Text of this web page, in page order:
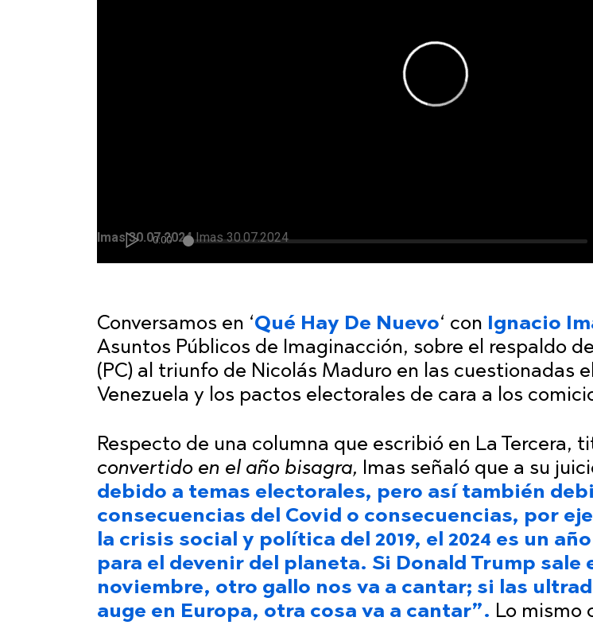
Conversamos en ‘Qué Hay De Nuevo‘ con Ignacio
Asuntos Públicos de Imaginacción, sobre el respaldo
(PC) al triunfo de Nicolás Maduro en las cuestionadas
Venezuela y los pactos electorales de cara a los
Respecto de una columna que escribió en La Tercera,
convertido en el año bisagra, Imas señaló que a su
debido a temas electorales, pero así también
consecuencias del Covid o consecuencias, por
la crisis social y política del 2019, el 2024 es un
para el devenir del planeta. Si Donald Trump sale
noviembre, otro gallo nos va a cantar; si las
auge en Europa, otra cosa va a cantar”. Lo mismo